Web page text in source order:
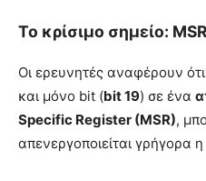
Το κρίσιμο σημείο:
Οι ερευνητές αναφέρουν
και μόνο bit (bit 19) σε ένα
Specific Register (MSR),
απενεργοποιείται γρήγορα